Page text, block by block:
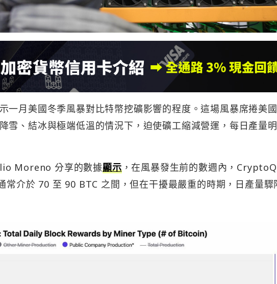
一月美國冬季風暴對比特幣挖礦影響的程度。這場風暴席捲美
雪、結冰與極端低溫的情況下，迫使礦工縮減營運，每日產量
Moreno 分享的數據顯示，在風暴發生前的數週內，
常介於 70 至 90 BTC 之間，但在干擾最嚴重的時期，日產量驟